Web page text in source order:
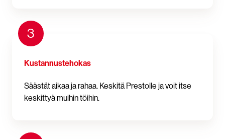
3
Kustannustehokas
Säästät aikaa ja rahaa. Keskitä Prestolle ja voit itse
keskittyä muihin töihin.